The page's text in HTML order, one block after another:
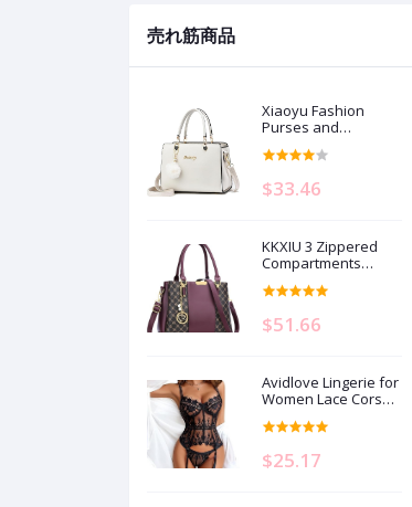
売れ筋商品
Xiaoyu Fashion
Purses and
Handbags for
Women Ladies Small
Handle Satchel
$33.46
KKXIU 3 Zippered
Compartments
Purses and
Handbags for
Satchel Shoulder
$51.66
Avidlove Lingerie for
Women Lace Corset
and Panty Outfits
Garter Lingerie Sets
$25.17
$279.86
AquaIllumination Prime 16 HD LED
Saltwater Reef Aquarium Light -
White
クラブポイント: